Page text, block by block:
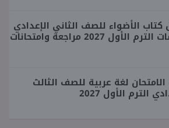
كتاب الأضواء للصف الثاني الإعدادي
الأول 2027 مراجعة وامتحانات
لغة عربية للصف الثالث
الترم الأول 2027